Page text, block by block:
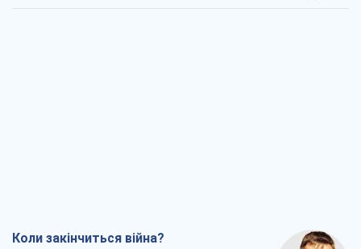
Коли закінчиться війна?